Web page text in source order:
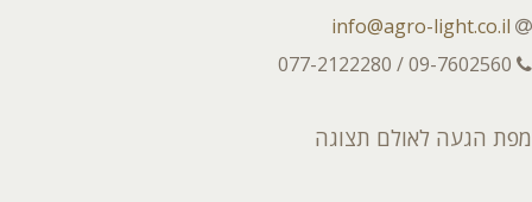
מפת הגעה לאולם תצוגה